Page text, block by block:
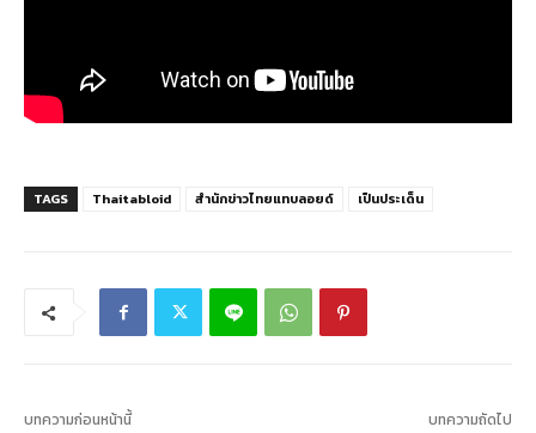
TAGS Thaitabloid สำนักข่าวไทยแทบลอยด์ เป็นประเด็น
บทความก่อนหน้านี้ บทความถัดไป